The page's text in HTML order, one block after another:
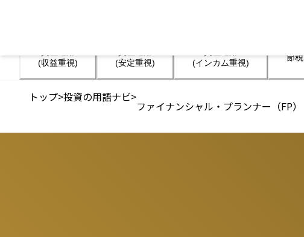
(収益重視)
(安定重視)
(インカム重視)
節税
トップ>投資の用語ナビ>
ファイナンシャル・プランナー（FP）